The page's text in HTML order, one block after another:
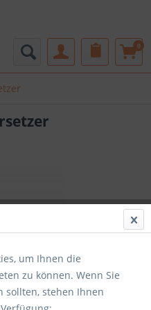
0
um Ihnen die
zu können. Wenn Sie
sollten, stehen Ihnen